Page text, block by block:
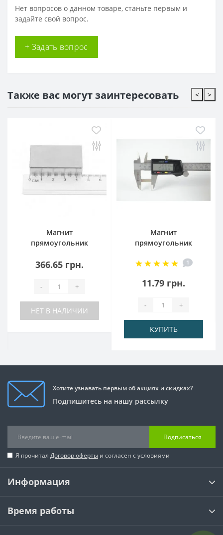
Нет вопросов о данном товаре, станьте первым и
задайте свой вопрос.
+ Задать вопрос
Также вас могут заинтересовать <
Магнит
прямоугольник
366.65 грн.
- +
НЕТ В НАЛИЧИИ
Магнит
прямоугольник
1
11.79 грн.
- +
КУПИТЬ
>
Хотите узнавать первым об акциях и скидках?
Подпишитесь на нашу рассылку
Подписаться
Я прочитал Договор оферты и согласен с условиями
Информация
Время работы